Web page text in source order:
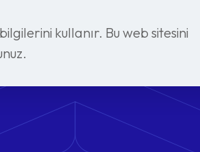
kullanır. Bu web sitesini